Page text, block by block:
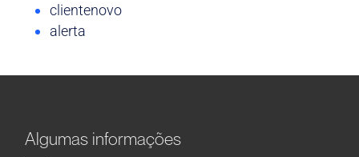
clientenovo
alerta
Algumas informações